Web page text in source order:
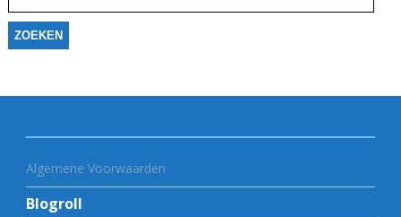
Algemene Voorwaarden
Blogroll